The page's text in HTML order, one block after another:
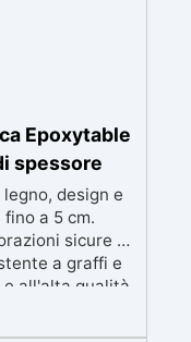
Epoxytable
spessore
design e
a 5 cm.
sicure e
a graffi e
all'alta qualità
eliminare bolle